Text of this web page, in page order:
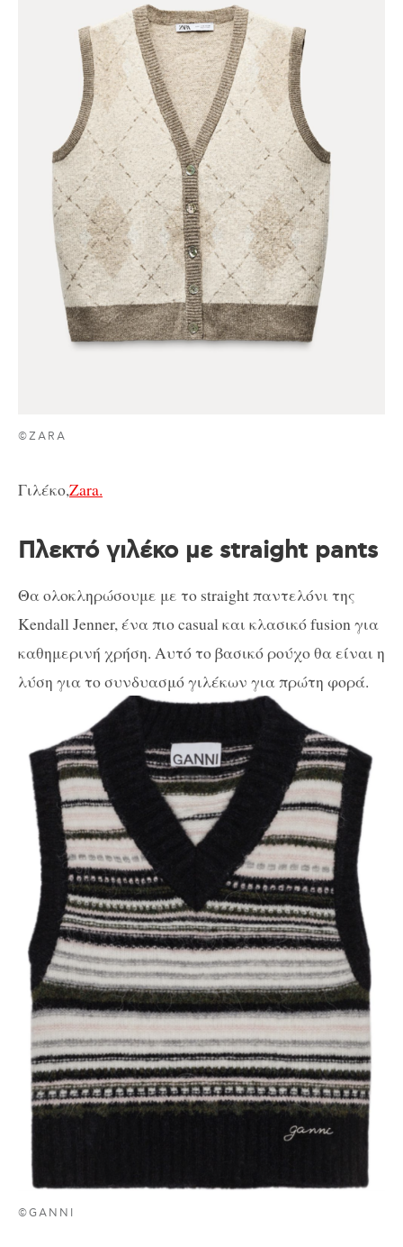
©ZARA
Γιλέκο,Zara.
Πλεκτό γιλέκο με straight pants
Θα ολοκληρώσoυμε με το straight παντελόνι της
Kendall Jenner, ένα πιο casual και κλασικό fusion για
καθημερινή χρήση. Αυτό το βασικό ρούχο θα είναι η
λύση για το συνδυασμό γιλέκων για πρώτη φορά.
©GANNI